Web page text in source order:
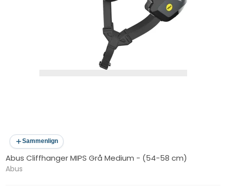
Sammenlign
Abus Cliffhanger MIPS Grå Medium - (54-58 cm)
Abus